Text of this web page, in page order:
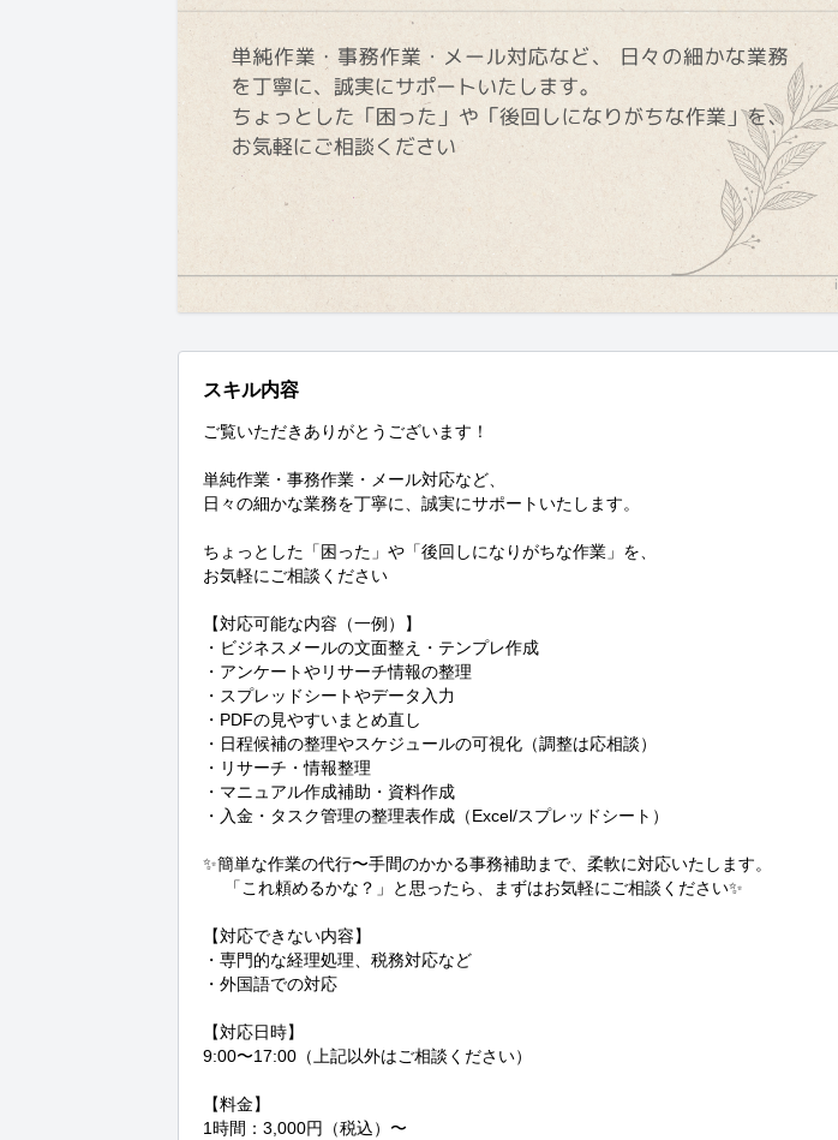
スキル内容
ご覧いただきありがとうございます！
単純作業・事務作業・メール対応など、
日々の細かな業務を丁寧に、誠実にサポートいたします。
ちょっとした「困った」や「後回しになりがちな作業」を、
お気軽にご相談ください
【対応可能な内容（一例）】
・ビジネスメールの文面整え・テンプレ作成
・アンケートやリサーチ情報の整理
・スプレッドシートやデータ入力
・PDFの見やすいまとめ直し
・日程候補の整理やスケジュールの可視化（調整は応相談）
・リサーチ・情報整理
・マニュアル作成補助・資料作成
・入金・タスク管理の整理表作成（Excel/スプレッドシート）
✨簡単な作業の代行〜手間のかかる事務補助まで、柔軟に対応いたします。
「これ頼めるかな？」と思ったら、まずはお気軽にご相談ください✨
【対応できない内容】
・専門的な経理処理、税務対応など
・外国語での対応
【対応日時】
9:00〜17:00（上記以外はご相談ください）
【料金】
1時間：3,000円（税込）〜